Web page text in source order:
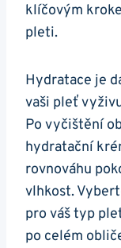
klíčovým
pleti.
Hydratace je
vaši pleť
Po vyčištění
hydratační
rovnováhu
vlhkost.
⁣pro váš typ
po celém